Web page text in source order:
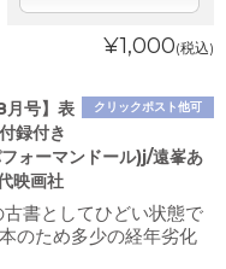
¥1,000(税込)
クリックポスト他可
月号】表
録付き
ォーマンドール)j/遠峯あ
映画社
書としてひどい状態で
のため多少の経年劣化